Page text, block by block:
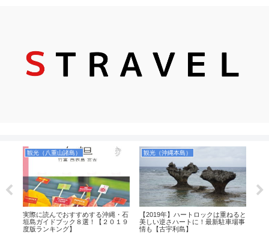
観光（八重山諸島）
実際に読んでおすすめする沖縄・石
垣島ガイドブック８選！【２０１９
度版ランキング】
観光（沖縄本島）
【2019年】ハートロックは重ねると
美しい逆さハートに！最新駐車場事
情も【古宇利島】